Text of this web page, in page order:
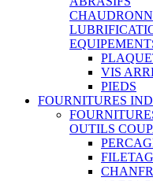
VIS
PIEDS
FOURNITURES
OUTILS